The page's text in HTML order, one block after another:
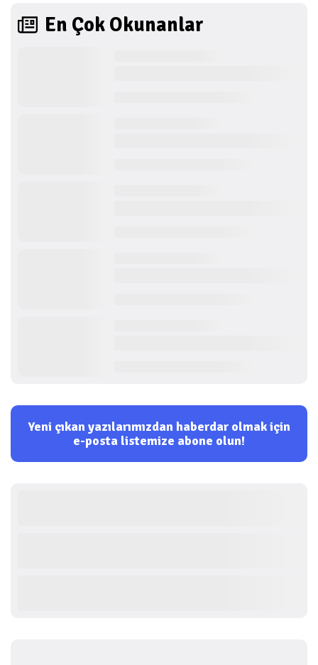
En Çok Okunanlar
Yeni çıkan yazılarımızdan haberdar olmak için
e-posta listemize abone olun!